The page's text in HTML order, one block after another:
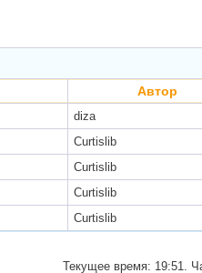
Автор
diza
Curtislib
Curtislib
Curtislib
Curtislib
Текущее время: 19:51.